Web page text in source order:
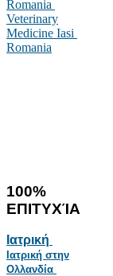
Romania
Veterinary
Medicine Iasi
Romania
100%
ΕΠΙΤΥΧΊΑ
Ιατρική
Ιατρική στην
Ολλανδία